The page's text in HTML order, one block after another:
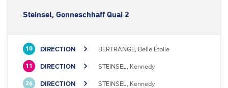
Steinsel, Gonneschhaff Quai 2
10 DIRECTION BERTRANGE, Belle Étoile
11 DIRECTION STEINSEL, Kennedy
26 DIRECTION STEINSEL, Kennedy